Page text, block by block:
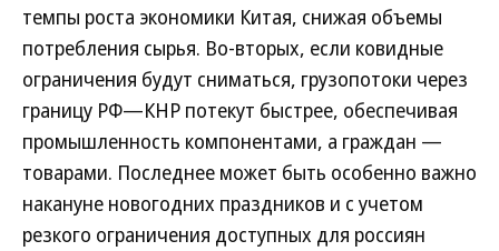
темпы роста экономики Китая, снижая объемы
потребления сырья. Во-вторых, если ковидные
ограничения будут сниматься, грузопотоки через
границу РФ—КНР потекут быстрее, обеспечивая
промышленность компонентами, а граждан —
товарами. Последнее может быть особенно важно
накануне новогодних праздников и с учетом
резкого ограничения доступных для россиян